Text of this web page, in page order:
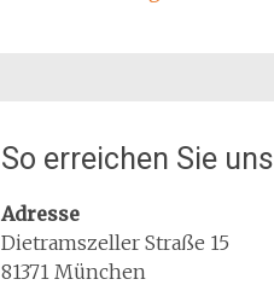
So erreichen Sie uns
Adresse
Dietramszeller Straße 15
81371 München